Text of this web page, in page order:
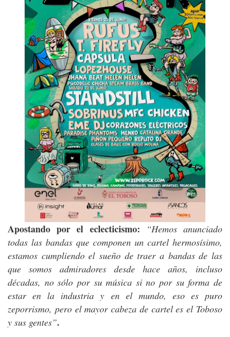
Apostando por el eclecticismo:
“Hemos anunciado
todas las bandas que componen un cartel hermosísimo,
estamos cumpliendo el sueño de traer a bandas de las
que somos admiradores desde hace años, incluso
décadas, no sólo por su música si no por su forma de
estar en la industria y en el mundo, eso es puro
zeporrismo, pero el mayor cabeza de cartel es el Toboso
y sus gentes”.